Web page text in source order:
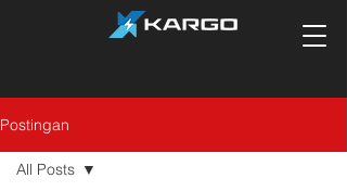
Postingan
All Posts